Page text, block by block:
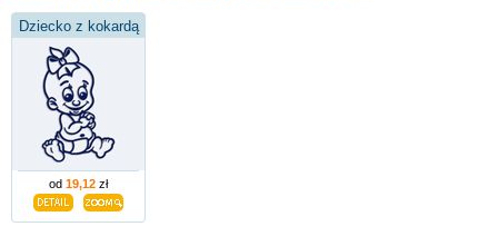
Dziecko z kokardą
od 19,12 zł